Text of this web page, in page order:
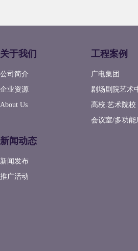
关于我们
公司简介
企业资源
About Us
新闻动态
新闻发布
推广活动
工程案例
广电集团
剧场剧院艺术
高校.艺术院校
会议室/多功能